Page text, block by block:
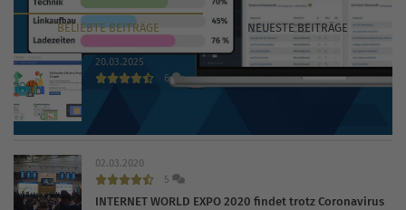
BELIEBTEBEITRÄGE NEUESTEBEITRÄGE
20.03.2025
6
02.03.2020
5
INTERNET WORLD EXPO 2020 findet trotz Coronavirus